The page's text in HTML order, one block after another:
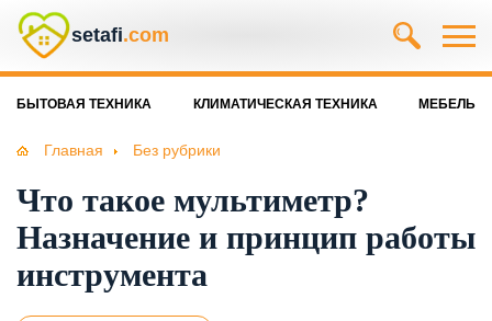
setafi.com
БЫТОВАЯ ТЕХНИКА КЛИМАТИЧЕСКАЯ ТЕХНИКА МЕБЕЛЬ
Главная Без рубрики
Что такое мультиметр?
Назначение и принцип работы
инструмента